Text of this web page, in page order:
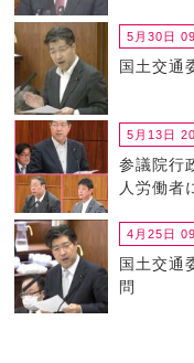
5月30日
国土交通
5月13日
参議院行
人労働者
4月25日
国土交通
問